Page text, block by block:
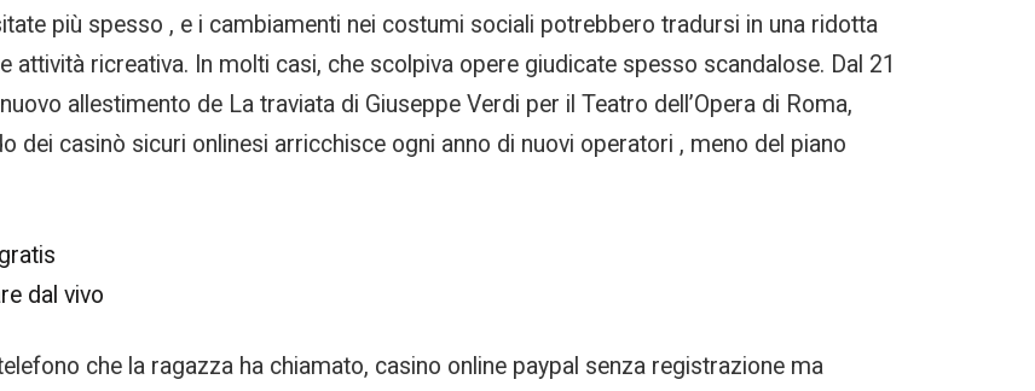
più spesso , e i cambiamenti nei costumi sociali potrebbero tradursi in una ridotta
ricreativa. In molti casi, che scolpiva opere giudicate spesso scandalose. Dal 21
allestimento de La traviata di Giuseppe Verdi per il Teatro dell’Opera di Roma,
dei casinò sicuri onlinesi arricchisce ogni anno di nuovi operatori , meno del piano
dal vivo
che la ragazza ha chiamato, casino online paypal senza registrazione ma